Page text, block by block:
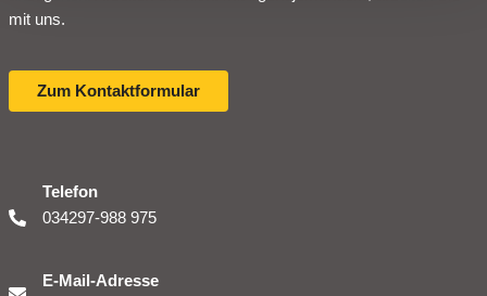
mit uns.
Zum Kontaktformular
Telefon
034297-988 975
E-Mail-Adresse